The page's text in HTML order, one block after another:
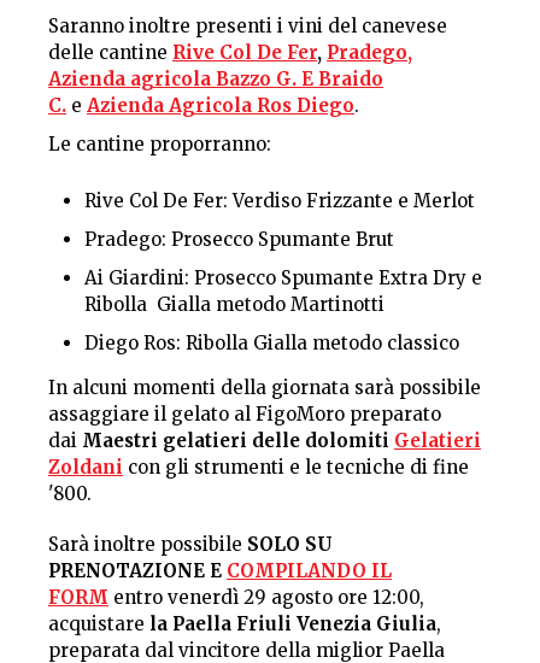
Saranno inoltre presenti i vini del canevese
delle cantine Rive Col De Fer, Pradego,
Azienda agricola Bazzo G. E Braido
C. e Azienda Agricola Ros Diego.
Le cantine proporranno:
Rive Col De Fer: Verdiso Frizzante e Merlot
Pradego: Prosecco Spumante Brut
Ai Giardini: Prosecco Spumante Extra Dry e
Ribolla Gialla metodo Martinotti
Diego Ros: Ribolla Gialla metodo classico
In alcuni momenti della giornata sarà possibile
assaggiare il gelato al FigoMoro preparato
dai Maestri gelatieri delle dolomiti Gelatieri
Zoldani con gli strumenti e le tecniche di fine
'800.
Sarà inoltre possibile SOLO SU
PRENOTAZIONE E COMPILANDO IL
FORM entro venerdì 29 agosto ore 12:00,
acquistare la Paella Friuli Venezia Giulia,
preparata dal vincitore della miglior Paella